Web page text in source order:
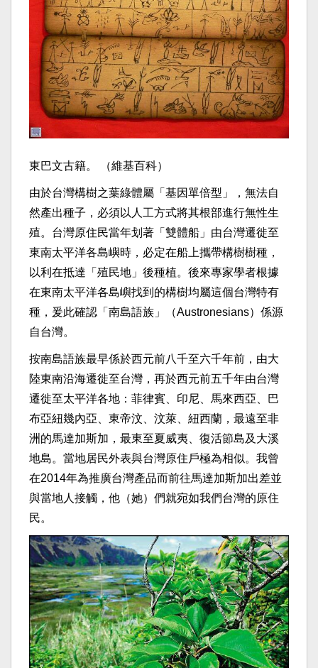
東巴文古籍。 （維基百科）
由於台灣構樹之葉綠體屬「基因單倍型」，無法自
然產出種子，必須以人工方式將其根部進行無性生
殖。台灣原住民當年划著「雙體船」由台灣遷徙至
東南太平洋各島嶼時，必定在船上攜帶構樹樹種，
以利在抵達「殖民地」後種植。後來專家學者根據
在東南太平洋各島嶼找到的構樹均屬這個台灣特有
種，爰此確認「南島語族」（Austronesians）係源
自台灣。
按南島語族最早係於西元前八千至六千年前，由大
陸東南沿海遷徙至台灣，再於西元前五千年由台灣
遷徙至太平洋各地：菲律賓、印尼、馬來西亞、巴
布亞紐幾內亞、東帝汶、汶萊、紐西蘭，最遠至非
洲的馬達加斯加，最東至夏威夷、復活節島及大溪
地島。當地居民外表與台灣原住戶極為相似。我曾
在2014年為推廣台灣產品而前往馬達加斯加出差並
與當地人接觸，他（她）們就宛如我們台灣的原住
民。